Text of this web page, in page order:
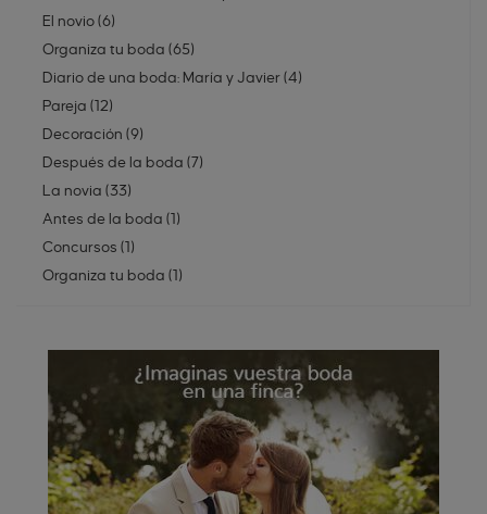
El novio(6)
Organiza tu boda (65)
Diario de una boda: María y Javier(4)
Pareja (12)
Decoración (9)
Después de la boda (7)
La novia (33)
Antes de la boda (1)
Concursos (1)
Organiza tu boda (1)